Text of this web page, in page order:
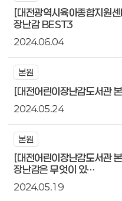
[대전광역시육아종합지원
장난감 BEST3
2024.06.04
본원
[대전어린이장난감도서관
2024.05.24
본원
[대전어린이장난감도서관
장난감은 무엇이 있…
2024.05.19